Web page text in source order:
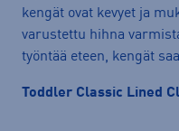
kengät ovat kevyet ja
varustettu hihna
työntää eteen, kengät
Toddler Classic Lined